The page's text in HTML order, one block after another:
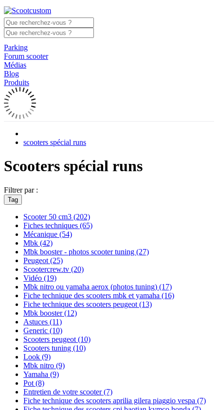
Parking
Forum scooter
Médias
Blog
Produits
scooters spécial runs
Scooters spécial runs
Filtrer par :
Tag
Scooter 50 cm3 (202)
Fiches techniques (65)
Mécanique (54)
Mbk (42)
Mbk booster - photos scooter tuning (27)
Peugeot (25)
Scootercrew.tv (20)
Vidéo (19)
Mbk nitro ou yamaha aerox (photos tuning) (17)
Fiche technique des scooters mbk et yamaha (16)
Fiche technique des scooters peugeot (13)
Mbk booster(12)
Astuces (11)
Generic (10)
Scooters peugeot (10)
Scooters tuning (10)
Look (9)
Mbk nitro (9)
Yamaha (9)
Pot (8)
Entretien de votre scooter(7)
Fiche technique des scooters aprilia gilera piaggio vespa (7)